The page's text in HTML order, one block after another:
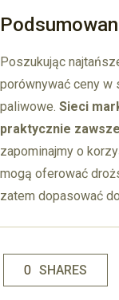
Poszukując
porównywać ceny w
paliwowe. Sieci
praktycznie
zapominajmy o
mogą oferować
zatem dopasować
0 SHARES